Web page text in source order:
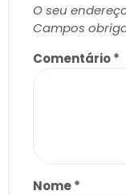
O seu
Campos
Comentário*
Nome*